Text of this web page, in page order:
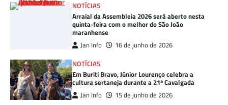
NOTÍCIAS
Arraial da Assembleia 2026 será aberto nesta
quinta-feira com o melhor do São João
maranhense
Jan Info
16 de junho de 2026
NOTÍCIAS
Em Buriti Bravo, Júnior Lourenço celebra a
cultura sertaneja durante a 21ª Cavalgada
Jan Info
15 de junho de 2026